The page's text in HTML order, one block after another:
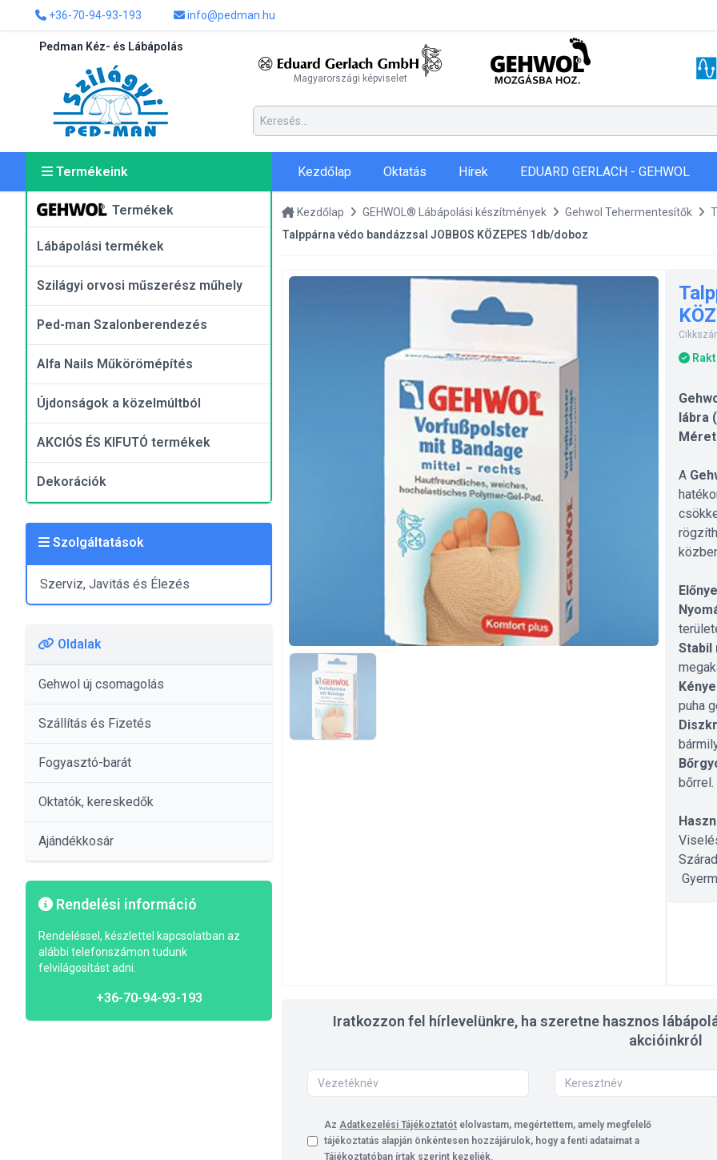
+36-70-94-93-193 info@pedman.hu
Pedman Kéz- és Lábápolás
Magyarországi képviselet
Termékeink Kezdőlap Oktatás Hírek EDUARD GERLACH - GEHWOL
Termékek
Lábápolási termékek
Szilágyi orvosi műszerész műhely
Ped-man Szalonberendezés
Alfa Nails Műkörömépítés
Újdonságok a közelmúltból
AKCIÓS ÉS KIFUTÓ termékek
Dekorációk
Szolgáltatások
Szerviz, Javitás és Élezés
Oldalak
Gehwol új csomagolás
Szállítás és Fizetés
Fogyasztó-barát
Oktatók, kereskedők
Ajándékkosár
Rendelési információ
Rendeléssel, készlettel kapcsolatban az
alábbi telefonszámon tudunk
felvilágosítást adni.
+36-70-94-93-193
Kezdőlap GEHWOL® Lábápolási készítmények Gehwol Tehermentesítők
Talppárna védo bandázzsal JOBBOS KÖZEPES 1db/doboz
lábra
A
puha
bőrrel.
Iratkozzon fel hírlevelünkre, ha szeretne hasznos
akcióinkról
Az Adatkezelési Tájékoztatót elolvastam, megértettem, amely megfelelő
tájékoztatás alapján önkéntesen hozzájárulok, hogy a fenti adataimat a
Tájékoztatóban írtak szerint kezeljék.